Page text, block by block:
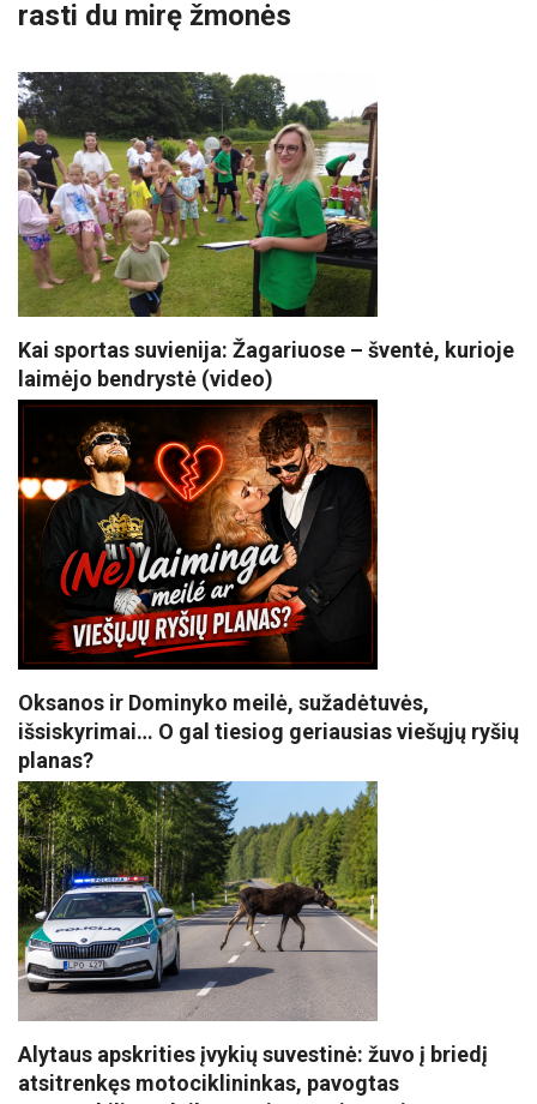
rasti du mirę žmonės
Kai sportas suvienija: Žagariuose – šventė, kurioje
laimėjo bendrystė (video)
Oksanos ir Dominyko meilė, sužadėtuvės,
išsiskyrimai… O gal tiesiog geriausias viešųjų ryšių
planas?
Alytaus apskrities įvykių suvestinė: žuvo į briedį
atsitrenkęs motociklininkas, pavogtas